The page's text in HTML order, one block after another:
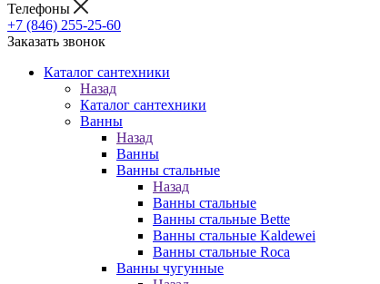
Телефоны
+7 (846) 255-25-60
Заказать звонок
Каталог сантехники
Назад
Каталог сантехники
Ванны
Назад
Ванны
Ванны стальные
Назад
Ванны стальные
Ванны стальные Bette
Ванны стальные Kaldewei
Ванны стальные Roca
Ванны чугунные